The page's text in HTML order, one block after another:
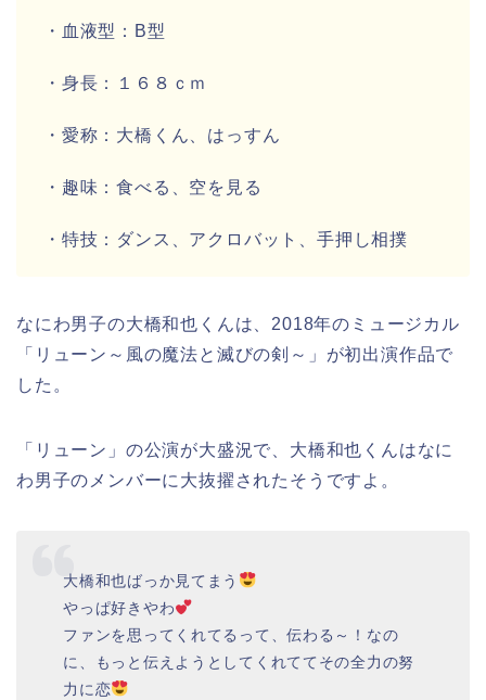
・血液型： B型
・身長： １６８ｃｍ
・愛称： 大橋くん、はっすん
・趣味：食べる、空を見る
・特技： ダンス、アクロバット、手押し相撲
なにわ男子の大橋和也くんは、2018年のミュージカル
「 リューン～風の魔法と滅びの剣～ 」が初出演作品で
した。
「 リューン 」の公演が大盛況で、 大橋和也くんはなに
わ男子のメンバーに大抜擢 されたそうですよ。
大橋和也ばっか見てまう
やっぱ好きやわ
ファンを思ってくれてるって、伝わる～！なの
に、もっと伝えようとしてくれててその全力の努
力に恋